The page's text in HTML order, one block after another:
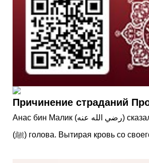
Анас бин Малик (رضي الله عنه) сказал: «Во время битвы при горе Ухуд брошенным камнем был сломан передний зуб Посланника Аллаха (ﷺ)и была рассечена его